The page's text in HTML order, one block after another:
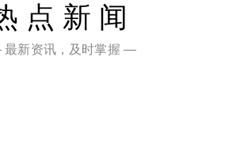
点新闻
新资讯，及时掌握 —